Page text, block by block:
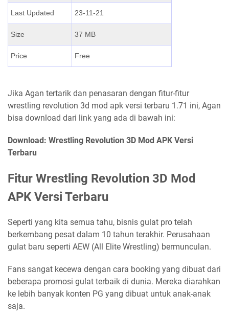
Last Updated 23-11-21
Size 37 MB
Price Free
Jika Agan tertarik dan penasaran dengan fitur-fitur
wrestling revolution 3d mod apk versi terbaru 1.71 ini, Agan
bisa download dari link yang ada di bawah ini:
Download: Wrestling Revolution 3D Mod APK Versi
Terbaru
Fitur Wrestling Revolution 3D Mod
APK Versi Terbaru
Seperti yang kita semua tahu, bisnis gulat pro telah
berkembang pesat dalam 10 tahun terakhir. Perusahaan
gulat baru seperti AEW (All Elite Wrestling) bermunculan.
Fans sangat kecewa dengan cara booking yang dibuat dari
beberapa promosi gulat terbaik di dunia. Mereka diarahkan
ke lebih banyak konten PG yang dibuat untuk anak-anak
saja.